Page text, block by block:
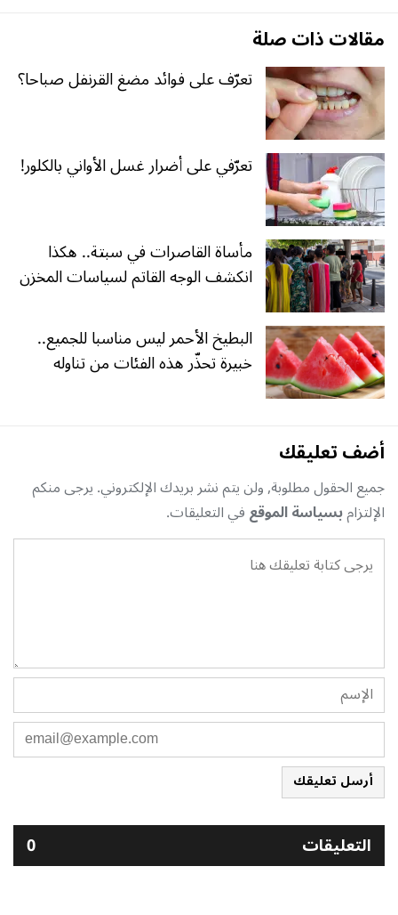
مقالات ذات صلة
تعرّف على فوائد مضغ القرنفل صباحا؟
تعرّفي على أضرار غسل الأواني بالكلور!
مأساة القاصرات في سبتة.. هكذا
انكشف الوجه القاتم لسياسات المخزن
البطيخ الأحمر ليس مناسبا للجميع..
خبيرة تحذّر هذه الفئات من تناوله
أضف تعليقك
جميع الحقول مطلوبة, ولن يتم نشر بريدك الإلكتروني. يرجى منكم
الإلتزامبسياسة الموقعفي التعليقات.
أرسل تعليقك
التعليقات 0